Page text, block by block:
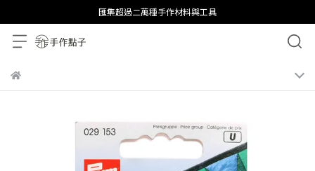
匯集超過二萬種手作材料與工具